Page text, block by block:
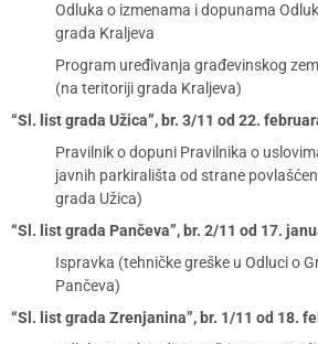
Odluka o izmenama i dopunama
grada Kraljeva
Program uređivanja građevinskog
(na teritoriji grada Kraljeva)
“Sl. list grada Užica”, br. 3/11 od 22.
Pravilnik o dopuni Pravilnika o
javnih parkirališta od strane
grada Užica)
“Sl. list grada Pančeva”, br. 2/11 od 17.
Ispravka (tehničke greške u Odluci o
Pančeva)
“Sl. list grada Zrenjanina”, br. 1/11 od 18.